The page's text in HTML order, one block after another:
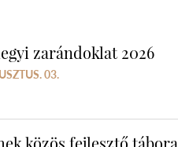
zarándoklat 2026
03.